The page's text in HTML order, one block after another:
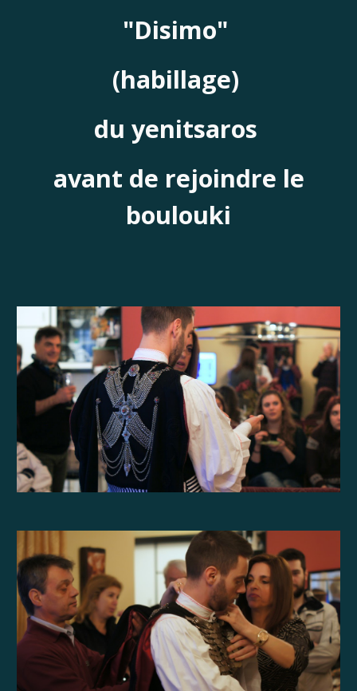
"Disimo"
(habillage)
du yenitsaros
avant de rejoindre le
boulouki